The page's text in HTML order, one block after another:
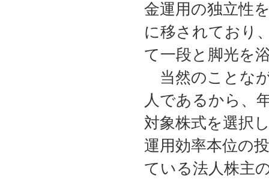
金運用の独立性
に移されており
て一段と脚光を
当然のことな
人であるから、
対象株式を選択
運用効率本位の
ている法人株主